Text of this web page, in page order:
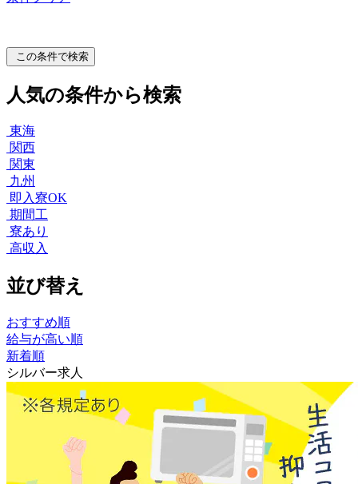
この条件で検索
人気の条件から検索
東海
関西
関東
九州
即入寮OK
期間工
寮あり
高収入
並び替え
おすすめ順
給与が高い順
新着順
シルバー求人